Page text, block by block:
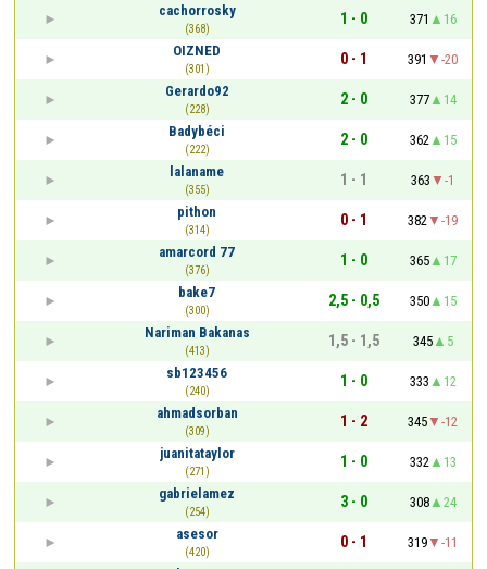
cachorrosky
(368)
1 - 0 371
16
OIZNED
(301)
0 - 1 391
-20
Gerardo92
(228)
2 - 0 377
14
Badybéci
(222)
2 - 0 362
15
lalaname
(355)
1 - 1 363
-1
pithon
(314)
0 - 1 382
-19
amarcord 77
(376)
1 - 0 365
17
bake7
(300)
2,5 - 0,5 350
15
Nariman Bakanas
(413)
1,5 - 1,5 345
5
sb123456
(240)
1 - 0 333
12
ahmadsorban
(309)
1 - 2 345
-12
juanitataylor
(271)
1 - 0 332
13
gabrielamez
(254)
3 - 0 308
24
asesor
(420)
0 - 1 319
-11